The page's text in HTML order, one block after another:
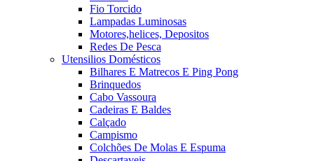
Fio Torcido
Lampadas Luminosas
Motores,helices, Depositos
Redes De Pesca
Utensilios Domésticos
Bilhares E Matrecos E Ping Pong
Brinquedos
Cabo Vassoura
Cadeiras E Baldes
Calçado
Campismo
Colchões De Molas E Espuma